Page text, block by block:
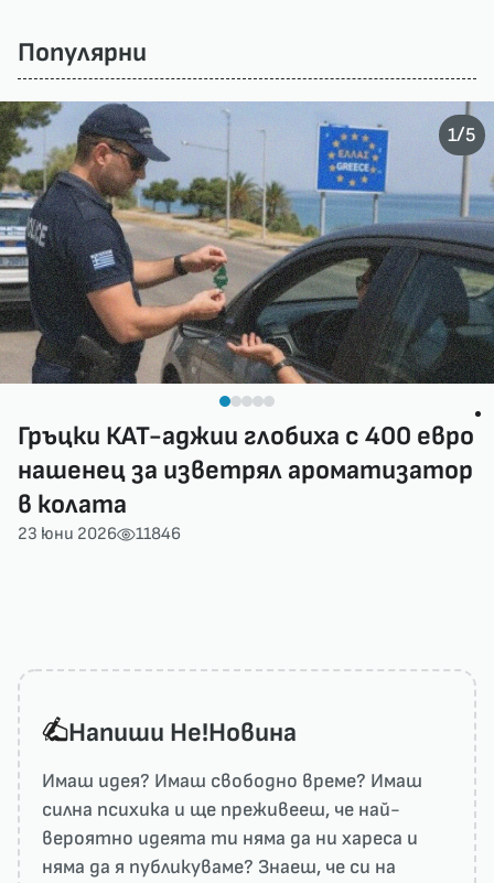
Популярни
Гръцки КАТ-аджии глобиха с 400 евро
нашенец за изветрял ароматизатор
в колата
23 юни 2026 11846
1/5
Напиши He!Новина
Имаш идея? Имаш свободно време? Имаш
силна психика и ще преживееш, че най-
вероятно идеята ти няма да ни харесa и
няма да я публикуваме? Знаеш, че си на